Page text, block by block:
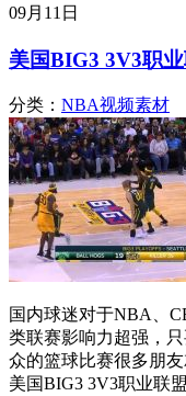
09月 11日
美国BIG3 3V3职
分类： NBA视频素材
国内球迷对于NBA、
类联赛影响力超强，
众的篮球比赛很多朋
美国BIG3 3V3职业联